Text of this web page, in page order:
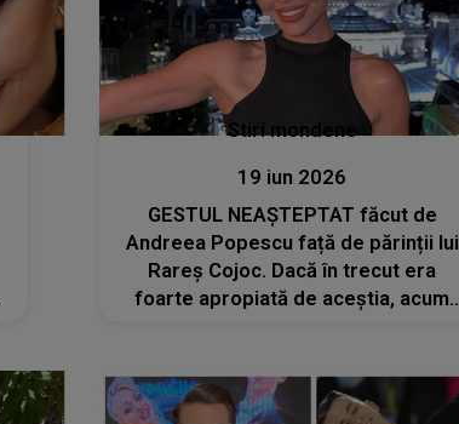
Stiri mondene
19 iun 2026
GESTUL NEAȘTEPTAT făcut de
Andreea Popescu față de părinții lui
Rareș Cojoc. Dacă în trecut era
foarte apropiată de aceștia, acum